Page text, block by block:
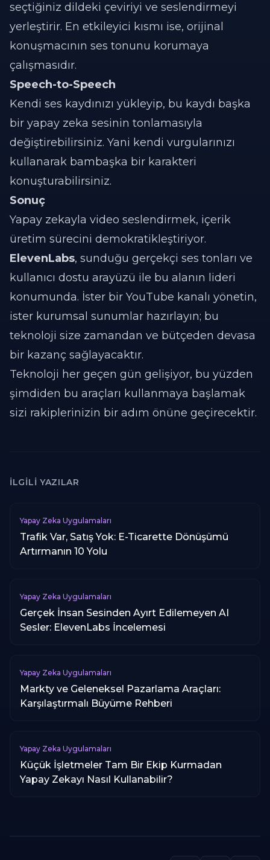
seçtiğiniz dildeki çeviriyi ve seslendirmeyi
yerleştirir. En etkileyici kısmı ise, orijinal
konuşmacının ses tonunu korumaya
çalışmasıdır.
Speech-to-Speech
Kendi ses kaydınızı yükleyip, bu kaydı başka
bir yapay zeka sesinin tonlamasıyla
değiştirebilirsiniz. Yani kendi vurgularınızı
kullanarak bambaşka bir karakteri
konuşturabilirsiniz.
Sonuç
Yapay zekayla video seslendirmek, içerik
üretim sürecini demokratikleştiriyor.
ElevenLabs, sunduğu gerçekçi ses tonları ve
kullanıcı dostu arayüzü ile bu alanın lideri
konumunda. İster bir YouTube kanalı yönetin,
ister kurumsal sunumlar hazırlayın; bu
teknoloji size zamandan ve bütçeden devasa
bir kazanç sağlayacaktır.
Teknoloji her geçen gün gelişiyor, bu yüzden
şimdiden bu araçları kullanmaya başlamak
sizi rakiplerinizin bir adım önüne geçirecektir.
İLGILI YAZILAR
Yapay Zeka Uygulamaları
Trafik Var, Satış Yok: E-Ticarette Dönüşümü
Artırmanın 10 Yolu
Yapay Zeka Uygulamaları
Gerçek İnsan Sesinden Ayırt Edilemeyen AI
Sesler: ElevenLabs İncelemesi
Yapay Zeka Uygulamaları
Markty ve Geleneksel Pazarlama Araçları:
Karşılaştırmalı Büyüme Rehberi
Yapay Zeka Uygulamaları
Küçük İşletmeler Tam Bir Ekip Kurmadan
Yapay Zekayı Nasıl Kullanabilir?